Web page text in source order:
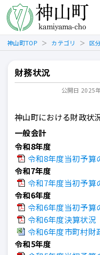
神山町TOP カテゴリ 区
財務状況
公開日 2025
神山町における財政状
一般会計
令和8年度
令和8年度当初予算
令和7年度
令和7年度当初予算
令和6年度
令和6年度当初予算
令和6年度決算状況
令和6年度市町村財
令和5年度